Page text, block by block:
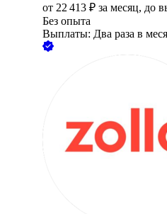
от 22 413 ₽ за месяц, до
Без опыта
Выплаты: Два раза в